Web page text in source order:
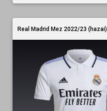
Real Madrid Mez 2022/23 (hazai)